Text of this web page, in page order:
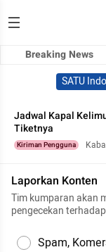
Breaking News
SATU
Jadwal Kapal
Tiketnya
Kiriman Pengguna
Laporkan Konten
Tim kumparan akan
pengecekan
Spam,